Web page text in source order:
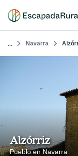
... Navarra
Alzórriz
Pueblo en Navarra